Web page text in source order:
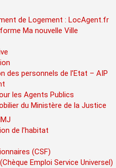
de Logement : LocAgent.fr
Ma nouvelle Ville
des personnels de l’Etat – AIP
les Agents Publics
du Ministère de la Justice
de l’habitat
(CSF)
Emploi Service Universel)